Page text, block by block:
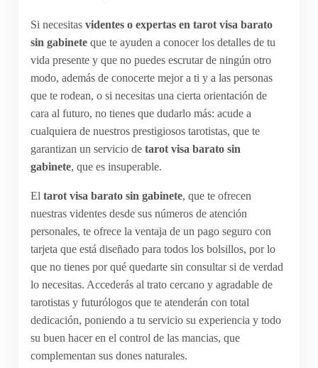
Si necesitasvidentes o expertas en tarot visa barato
sin gabinete que te ayuden a conocer los detalles de tu
vida presente y que no puedes escrutar de ningún otro
modo, además de conocerte mejor a ti y a las personas
que te rodean, o si necesitas una cierta orientación de
cara al futuro, no tienes que dudarlo más: acude a
cualquiera de nuestros prestigiosos tarotistas, que te
garantizan un servicio de tarot visa barato sin
gabinete, que es insuperable.
El tarot visa barato sin gabinete, que te ofrecen
nuestras videntes desde sus números de atención
personales, te ofrece la ventaja de un pago seguro con
tarjeta que está diseñado para todos los bolsillos, por lo
que no tienes por qué quedarte sin consultar si de verdad
lo necesitas. Accederás al trato cercano y agradable de
tarotistas y futurólogos que te atenderán con total
dedicación, poniendo a tu servicio su experiencia y todo
su buen hacer en el control de las mancias, que
complementan sus dones naturales.